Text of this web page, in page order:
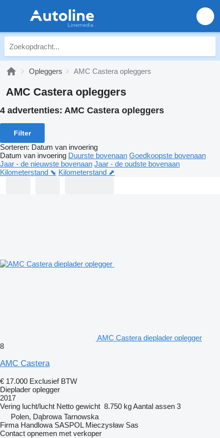
Opleggers AMC Castera opleggers
AMC Castera opleggers
4 advertenties: AMC Castera opleggers
Filter
Sorteren: Datum van invoering
Datum van invoering Duurste bovenaan Goedkoopste bovenaan
Jaar - de nieuwste bovenaan Jaar - de oudste bovenaan
Kilometerstand ⬊ Kilometerstand ⬈
AMC Castera dieplader oplegger
8
AMC Castera
€ 17.000 Exclusief BTW
Dieplader oplegger
2017
Vering lucht/lucht Netto gewicht 8.750 kgAantal assen 3
Polen, Dąbrowa Tarnowska
Firma Handlowa SASPOL Mieczysław Sas
Contact opnemen met verkoper